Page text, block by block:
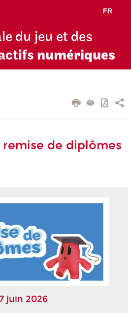
FR
du jeu et des
numériques
de diplômes
juin 2026